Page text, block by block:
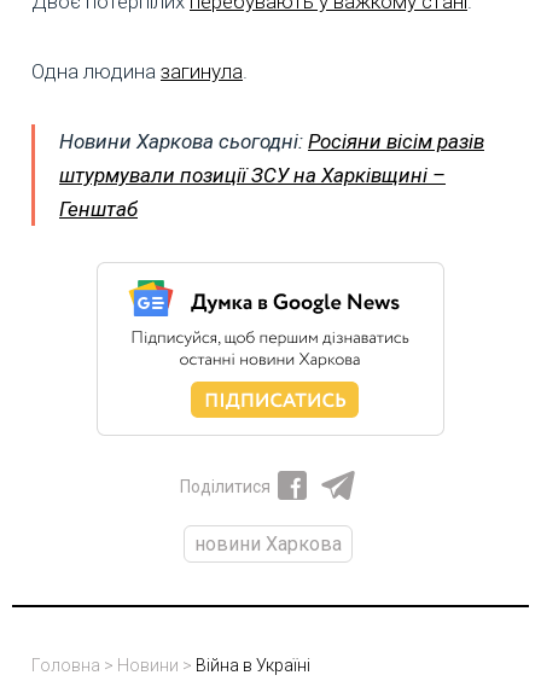
Одна людина загинула.
Новини Харкова сьогодні: Росіяни вісім разів
штурмували позиції ЗСУ на Харківщині –
Генштаб
Поділитися
новини Харкова
Головна > Новини > Війна в Україні